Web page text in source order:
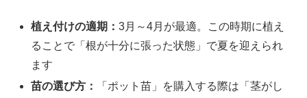
植え付けの適期：3月～4月が最適。この時期に植え
ることで「根が十分に張った状態」で夏を迎えられ
ます
苗の選び方：
「ポット苗」を購入する際は「茎がし